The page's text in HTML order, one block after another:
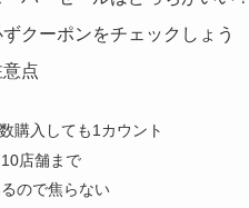
クーポンをチェックしょう
点
購入しても1カウント
店舗まで
ので焦らない